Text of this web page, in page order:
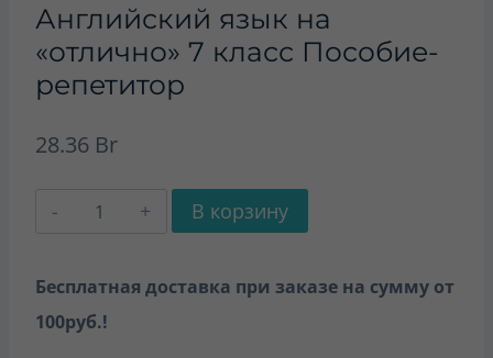
Английский язык на
«отлично» 7 класс Пособие-
репетитор
28.36 Br
Количество
язык
В корзину
Бесплатная доставка при заказе на сумму от
100руб.!